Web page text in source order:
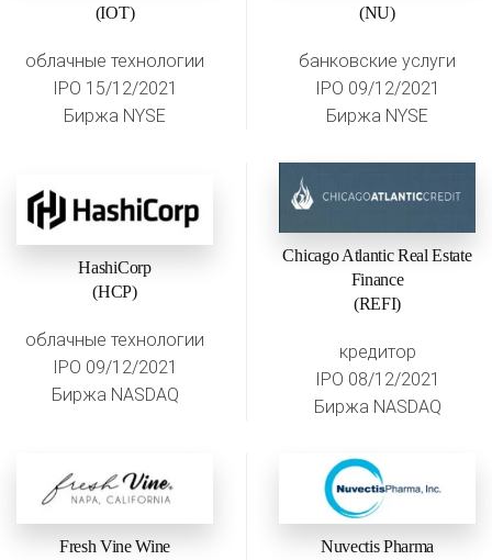
(IOT)
облачные технологии
IPO 15/12/2021
Биржа NYSE
(NU)
банковские услуги
IPO 09/12/2021
Биржа NYSE
HashiCorp
(HCP)
облачные технологии
IPO 09/12/2021
Биржа NASDAQ
Chicago Atlantic Real Estate
Finance
(REFI)
кредитор
IPO 08/12/2021
Биржа NASDAQ
Fresh Vine Wine Nuvectis Pharma